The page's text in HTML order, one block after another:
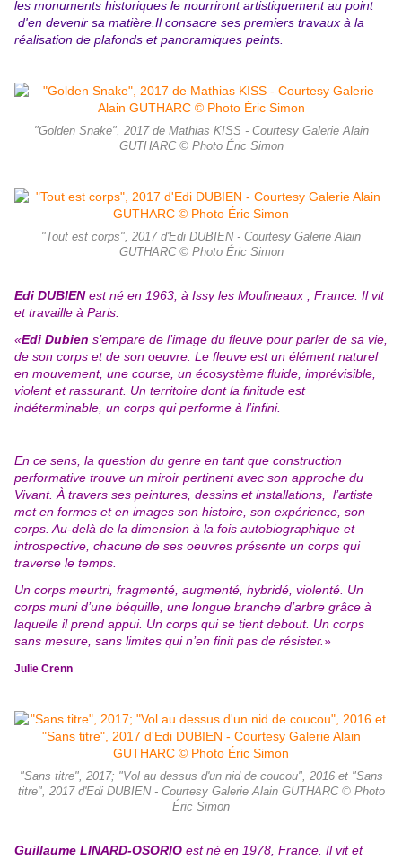
les monuments historiques le nourriront artistiquement au point
d'en devenir sa matière. Il consacre ses premiers travaux à la
réalisation de plafonds et panoramiques peints.
"Golden Snake", 2017 de Mathias KISS - Courtesy Galerie Alain
GUTHARC © Photo Éric Simon
"Tout est corps", 2017 d'Edi DUBIEN - Courtesy Galerie Alain
GUTHARC © Photo Éric Simon
Edi DUBIENest né en 1963, à Issy les Moulineaux , France. Il vit
et travaille à Paris.
«Edi Dubien s’empare de l’image du fleuve pour parler de sa vie,
de son corps et de son oeuvre. Le fleuve est un élément naturel
en mouvement, une course, un écosystème fluide, imprévisible,
violent et rassurant. Un territoire dont la finitude est
indéterminable, un corps qui performe à l’infini.
En ce sens, la question du genre en tant que construction
performative trouve un miroir pertinent avec son approche du
Vivant. À travers ses peintures, dessins et installations, l’artiste
met en formes et en images son histoire, son expérience, son
corps. Au-delà de la dimension à la fois autobiographique et
introspective, chacune de ses oeuvres présente un corps qui
traverse le temps.
Un corps meurtri, fragmenté, augmenté, hybridé, violenté. Un
corps muni d’une béquille, une longue branche d’arbre grâce à
laquelle il prend appui. Un corps qui se tient debout. Un corps
sans mesure, sans limites qui n’en finit pas de résister.»
Julie Crenn
"Sans titre", 2017; "Vol au dessus d'un nid de coucou", 2016 et "Sans
titre", 2017 d'Edi DUBIEN - Courtesy Galerie Alain GUTHARC © Photo
Éric Simon
Guillaume LINARD-OSORIO est né en 1978, France. Il vit et